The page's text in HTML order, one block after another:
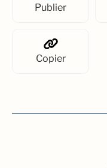
Publier
Copier